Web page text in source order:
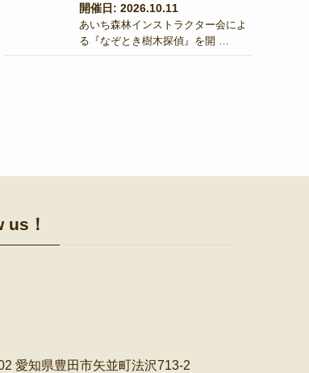
開催日: 2026.10.11
あいち森林インストラクター会によ
る『なぞとき樹木探偵』を開 …
us！
愛知県豊田市矢並町法沢713-2